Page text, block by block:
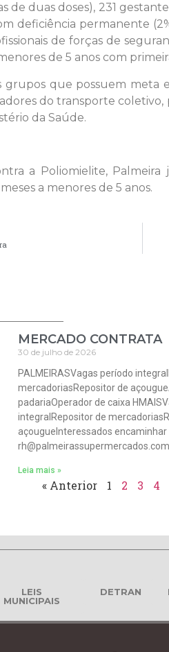
de duas doses), 231
deficiência permanente
de forças de
de 5 anos com
grupos que possuem
do transporte
da Saúde.
a Poliomielite,
a menores de 5 anos.
MERCADO CONTRATA
30 de julho de 2026
PALMEIRASVagas período
mercadoriasRepositor de
padariaOperador de caixa
integralRepositor de
açougueInteressados encaminhar
rh@palmeirassupermercados.com
Leia mais »
« Anterior 1 2 3 4
LEIS
MUNICIPAIS
DETRAN